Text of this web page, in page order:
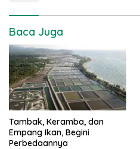
Baca Juga
Tambak, Keramba, dan
Empang Ikan, Begini
Perbedaannya